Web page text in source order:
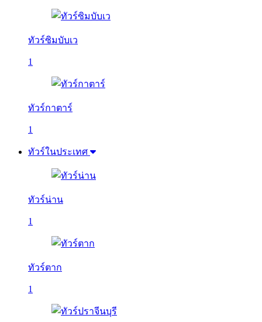
ทัวร์ซิมบับเว
1
ทัวร์กาตาร์
1
ทัวร์ในประเทศ
ทัวร์น่าน
1
ทัวร์ตาก
1